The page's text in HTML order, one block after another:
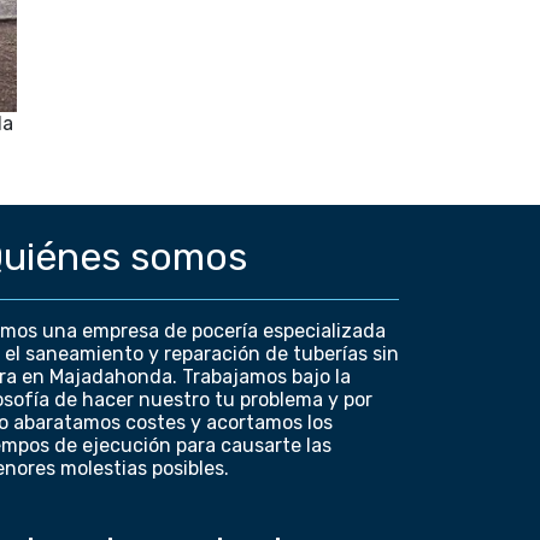
somos
una empresa de pocería especializada
el saneamiento y reparación de tuberías sin
en Majadahonda. Trabajamos bajo la
de hacer nuestro tu problema y por
abaratamos costes y acortamos los
de ejecución para causarte las
molestias posibles.